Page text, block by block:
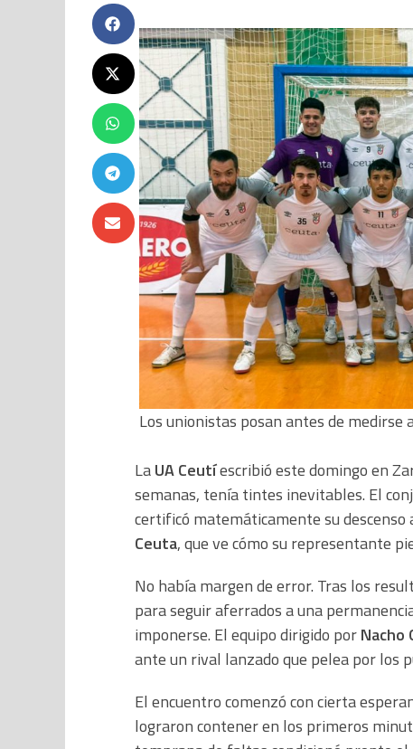
Los unionistas posan antes de medirse
LaUA Ceutíescribió este domingo en
semanas, tenía tintes inevitables. El
certificó matemáticamente su descenso
Ceuta, que ve cómo su representante
No había margen de error. Tras los
para seguir aferrados a una
imponerse. El equipo dirigido porNacho
ante un rival lanzado que pelea por los
El encuentro comenzó con cierta
lograron contener en los primeros